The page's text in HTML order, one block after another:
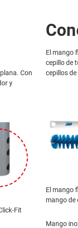
Con
y
Fit
El mango
cepillo de
cepillos
El mango
mango de
Mango